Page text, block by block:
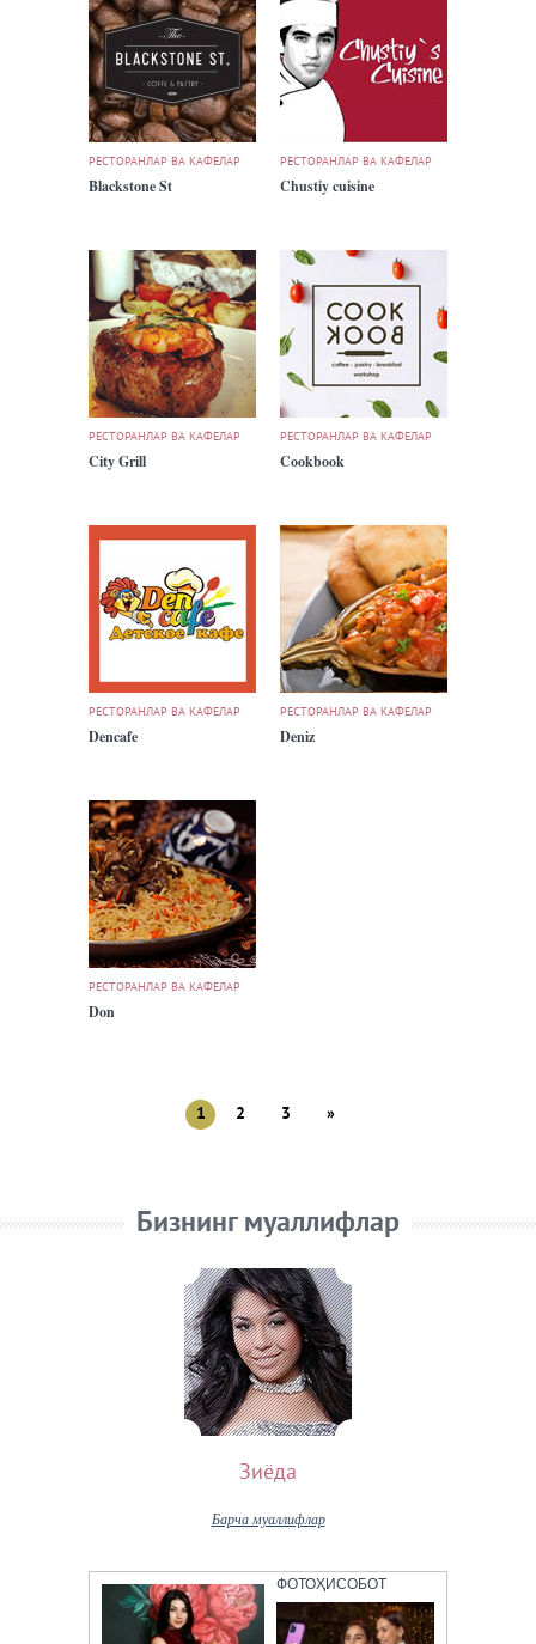
РЕСТОРАНЛАР ВА КАФЕЛАР
Blackstone St
РЕСТОРАНЛАР ВА КАФЕЛАР
Chustiy cuisine
РЕСТОРАНЛАР ВА КАФЕЛАР
City Grill
РЕСТОРАНЛАР ВА КАФЕЛАР
Cookbook
РЕСТОРАНЛАР ВА КАФЕЛАР
Dencafe
РЕСТОРАНЛАР ВА КАФЕЛАР
Deniz
РЕСТОРАНЛАР ВА КАФЕЛАР
Don
1 2 3 »
Бизнинг муаллифлар
Зиёда
Барча муаллифлар
ФОТОҲИСОБОТ